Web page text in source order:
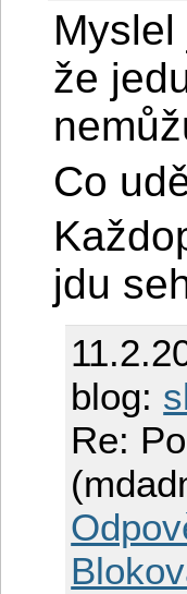
že
Co
jdu
blog:
Re: